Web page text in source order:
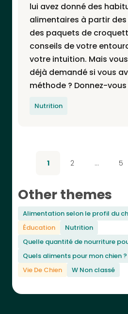
lui avez donné des
alimentaires à partir
des paquets de
conseils de votre
votre intuition. Mais
déjà demandé si vous
méthode ? Donnez-
Nutrition
1 2 … 5
Other themes
Alimentation selon le profil du
Éducation
Nutrition
Quelle quantité de nourriture
Quels aliments pour mon chien ?
Vie De Chien
W Non classé